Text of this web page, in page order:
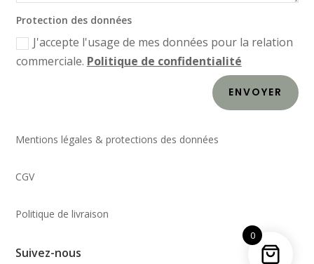
Protection des données
J'accepte l'usage de mes données pour la relation
commerciale. Politique de confidentialité
ENVOYER
Mentions légales & protections des données
CGV
Politique de livraison
Suivez-nous
0